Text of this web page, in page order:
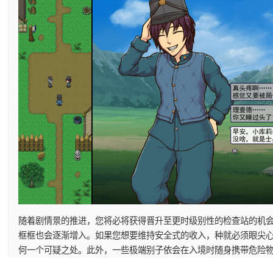
随着剧情景的推进，您将必将获得晋升至更时级别性的检查站的机
框框也会逐渐增入。如果您想要维持安全式的收入，种就必须眼尖
何一个可疑之处。此外，一些极端别子依会在入境时随身携带危险